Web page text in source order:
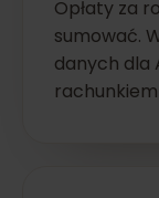
Opłaty za
sumować.
danych dla